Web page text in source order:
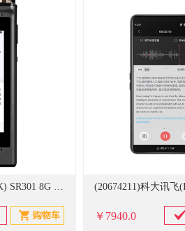
(428504)科大讯飞(IFLYTEK) SR301 8G 智能录音笔 星空灰(单位：台)
￥7940.0